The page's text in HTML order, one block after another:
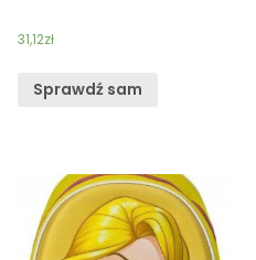
31,12zł
Sprawdź sam